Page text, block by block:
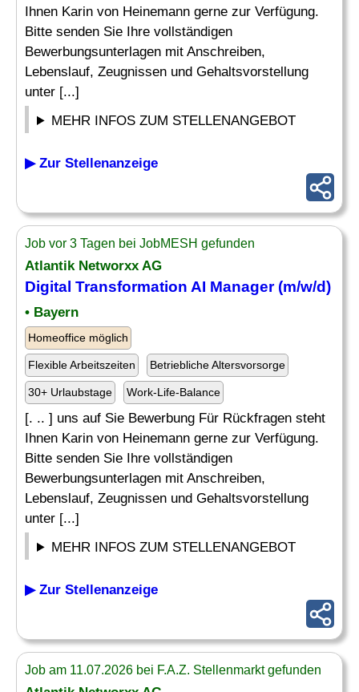
Ihnen Karin von Heinemann gerne zur Verfügung.
Bitte senden Sie Ihre vollständigen
Bewerbungsunterlagen mit Anschreiben,
Lebenslauf, Zeugnissen und Gehaltsvorstellung
unter [...]
MEHR INFOS ZUM STELLENANGEBOT
▶ Zur Stellenanzeige
Job vor 3 Tagen bei JobMESH gefunden
Atlantik Networxx AG
Digital Transformation AI Manager (m/w/d)
• Bayern
Homeoffice möglich
Flexible Arbeitszeiten Betriebliche Altersvorsorge
30+ Urlaubstage Work-Life-Balance
[. .. ] uns auf Sie Bewerbung Für Rückfragen steht
Ihnen Karin von Heinemann gerne zur Verfügung.
Bitte senden Sie Ihre vollständigen
Bewerbungsunterlagen mit Anschreiben,
Lebenslauf, Zeugnissen und Gehaltsvorstellung
unter [...]
MEHR INFOS ZUM STELLENANGEBOT
▶ Zur Stellenanzeige
Job am 11.07.2026 bei F.A.Z. Stellenmarkt gefunden